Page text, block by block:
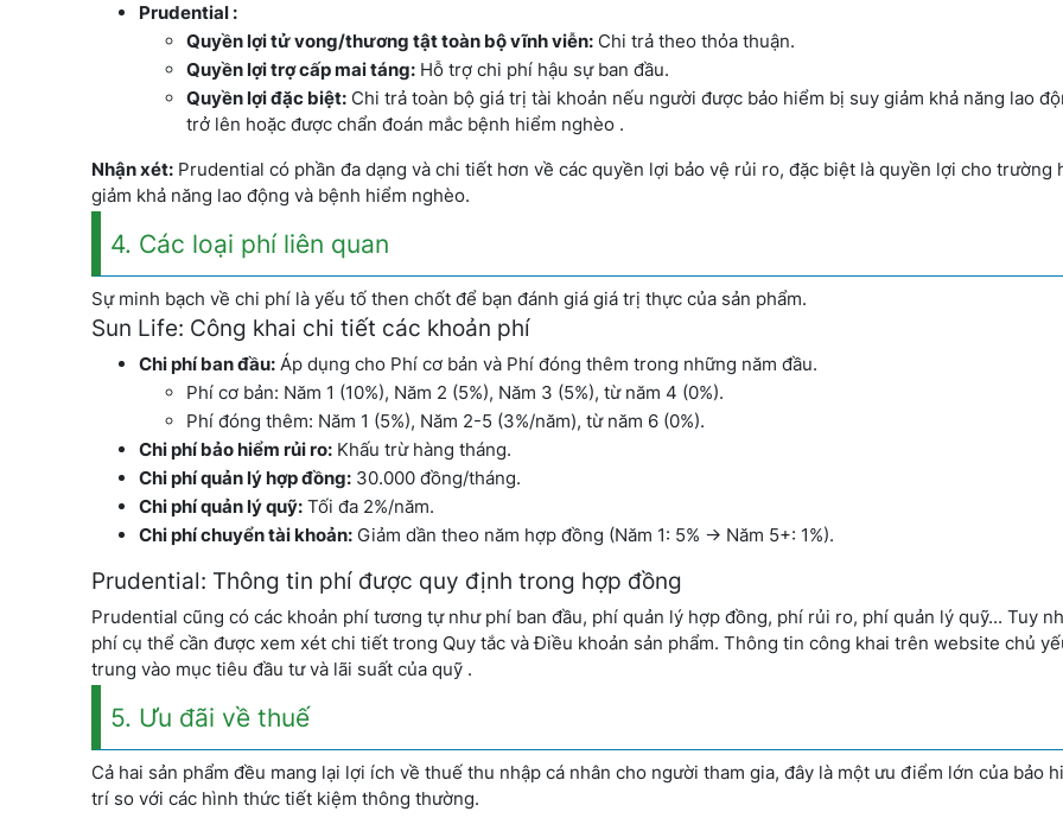
Prudential :
Quyền lợi tử vong/thương tật toàn bộ vĩnh viễn: Chi trả theo thỏa thuận.
Quyền lợi trợ cấp mai táng: Hỗ trợ chi phí hậu sự ban đầu.
Quyền lợi đặc biệt: Chi trả toàn bộ giá trị tài khoản nếu người được bảo hiểm bị suy giảm khả năng lao
trở lên hoặc được chẩn đoán mắc bệnh hiểm nghèo .
Nhận xét: Prudential có phần đa dạng và chi tiết hơn về các quyền lợi bảo vệ rủi ro, đặc biệt là quyền lợi cho trường
giảm khả năng lao động và bệnh hiểm nghèo.
4. Các loại phí liên quan
Sự minh bạch về chi phí là yếu tố then chốt để bạn đánh giá giá trị thực của sản phẩm.
Sun Life: Công khai chi tiết các khoản phí
Chi phí ban đầu: Áp dụng cho Phí cơ bản và Phí đóng thêm trong những năm đầu.
Phí cơ bản: Năm 1 (10%), Năm 2 (5%), Năm 3 (5%), từ năm 4 (0%).
Phí đóng thêm: Năm 1 (5%), Năm 2-5 (3%/năm), từ năm 6 (0%).
Chi phí bảo hiểm rủi ro: Khấu trừ hàng tháng.
Chi phí quản lý hợp đồng: 30.000 đồng/tháng.
Chi phí quản lý quỹ: Tối đa 2%/năm.
Chi phí chuyển tài khoản: Giảm dần theo năm hợp đồng (Năm 1: 5% -> Năm 5+: 1%).
Prudential: Thông tin phí được quy định trong hợp đồng
Prudential cũng có các khoản phí tương tự như phí ban đầu, phí quản lý hợp đồng, phí rủi ro, phí quản lý quỹ... Tuy
phí cụ thể cần được xem xét chi tiết trong Quy tắc và Điều khoản sản phẩm. Thông tin công khai trên website chủ
trung vào mục tiêu đầu tư và lãi suất của quỹ .
5. Ưu đãi về thuế
Cả hai sản phẩm đều mang lại lợi ích về thuế thu nhập cá nhân cho người tham gia, đây là một ưu điểm lớn của bảo
trí so với các hình thức tiết kiệm thông thường.